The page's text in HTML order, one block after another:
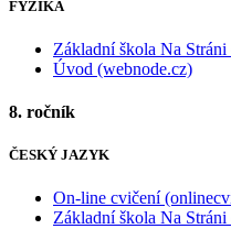
FYZIKA
Základní škola Na Stráni
Úvod (webnode.cz)
8. ročník
ČESKÝ JAZYK
On-line cvičení
Základní škola Na Stráni